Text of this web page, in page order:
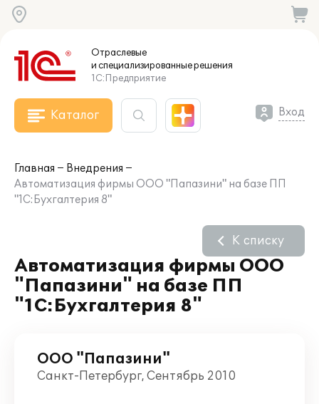
Отраслевые
и специализированныерешения
1С:Предприятие
Каталог Вход
Главная
Внедрения
Автоматизация фирмы ООО "Папазини" на базе ПП
"1С:Бухгалтерия 8"
Автоматизация фирмы ООО
"Папазини" на базе ПП
"1С:Бухгалтерия 8"
К списку
ООО "Папазини"
Санкт-Петербург, Сентябрь 2010